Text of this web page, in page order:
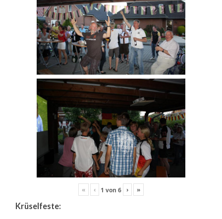
« ‹ 1 von 6 › »
Krüselfeste: